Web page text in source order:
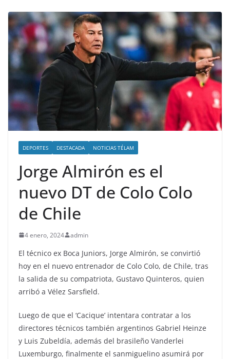
DEPORTES DESTACADA NOTICIAS TÉLAM
Jorge Almirón es el
nuevo DT de Colo Colo
de Chile
4 enero, 2024 admin
El técnico ex Boca Juniors, Jorge Almirón, se convirtió
hoy en el nuevo entrenador de Colo Colo, de Chile, tras
la salida de su compatriota, Gustavo Quinteros, quien
arribó a Vélez Sarsfield.
Luego de que el ‘Cacique’ intentara contratar a los
directores técnicos también argentinos Gabriel Heinze
y Luis Zubeldía, además del brasileño Vanderlei
Luxemburgo, finalmente el sanmiguelino asumirá por